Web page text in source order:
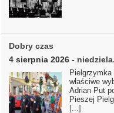
Dobry czas
4 sierpnia 2026 -
właściwe
Adrian Put
Pieszej
[...]